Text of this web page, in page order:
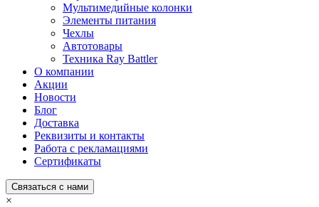
Мультимедийные колонки
Элементы питания
Чехлы
Автотовары
Техника Ray Battler
О компании
Акции
Новости
Блог
Доставка
Реквизиты и контакты
Работа с рекламациями
Сертификаты
Связаться с нами
×